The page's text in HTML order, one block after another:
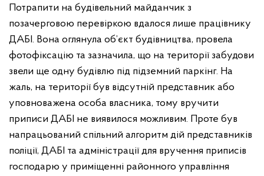
Потрапити на будівельний майданчик з
позачерговою перевіркою вдалося лише працівнику
ДАБІ. Вона оглянула об’єкт будівництва, провела
фотофіксацію та зазначила, що на території забудови
звели ще одну будівлю під підземний паркінг. На
жаль, на території був відсутній представник або
уповноважена особа власника, тому вручити
приписи ДАБІ не виявилося можливим. Проте був
напрацьований спільний алгоритм дій представників
поліції, ДАБІ та адміністрації для вручення приписів
господарю у приміщенні районного управління